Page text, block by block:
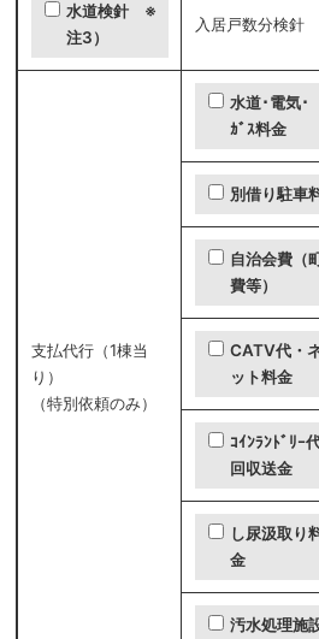
水道検針 ※
注3）
入居戸数分検針
支払代行（1棟当
り）
（特別依頼のみ）
水道･電気･
ｶﾞｽ料金
別借り駐車
自治会費（
費等）
CATV代・
ット料金
ｺｲﾝﾗﾝﾄﾞﾘｰ
回収送金
し尿汲取り
金
汚水処理施